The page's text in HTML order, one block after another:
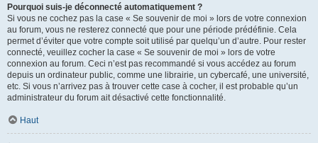
Pourquoi suis-je déconnecté automatiquement ?
Si vous ne cochez pas la case « Se souvenir de moi » lors de votre connexion
au forum, vous ne resterez connecté que pour une période prédéfinie. Cela
permet d’éviter que votre compte soit utilisé par quelqu’un d’autre. Pour rester
connecté, veuillez cocher la case « Se souvenir de moi » lors de votre
connexion au forum. Ceci n’est pas recommandé si vous accédez au forum
depuis un ordinateur public, comme une librairie, un cybercafé, une université,
etc. Si vous n’arrivez pas à trouver cette case à cocher, il est probable qu’un
administrateur du forum ait désactivé cette fonctionnalité.
Haut